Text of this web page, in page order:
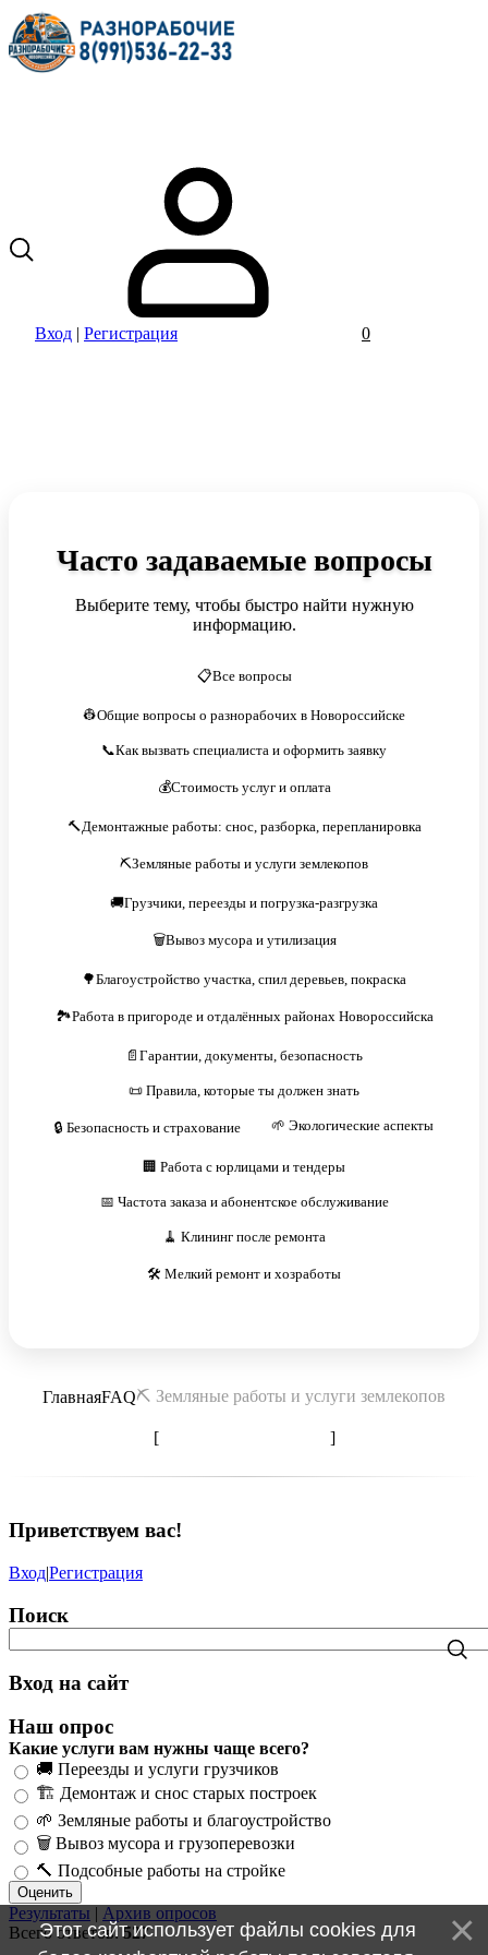
Вход | Регистрация 0
Часто задаваемые вопросы
Выберите тему, чтобы быстро найти нужную
информацию.
📋Все вопросы
👷Общие вопросы о разнорабочих в Новороссийске
📞Как вызвать специалиста и оформить заявку
💰Стоимость услуг и оплата
🔨Демонтажные работы: снос, разборка, перепланировка
⛏️Земляные работы и услуги землекопов
🚚Грузчики, переезды и погрузка-разгрузка
🗑️Вывоз мусора и утилизация
🌳Благоустройство участка, спил деревьев, покраска
🏞️Работа в пригороде и отдалённых районах Новороссийска
📄Гарантии, документы, безопасность
📜 Правила, которые ты должен знать
🔒 Безопасность и страхование 🌱 Экологические аспекты
🏢 Работа с юрлицами и тендеры
📅 Частота заказа и абонентское обслуживание
🧹 Клининг после ремонта
🛠️ Мелкий ремонт и хозработы
ГлавнаяFAQ⛏️ Земляные работы и услуги землекопов
[ ]
Приветствуем вас!
Вход|Регистрация
Поиск
Вход на сайт
Наш опрос
Какие услуги вам нужны чаще всего?
🚚 Переезды и услуги грузчиков
🏗️ Демонтаж и снос старых построек
🌱 Земляные работы и благоустройство
🗑️ Вывоз мусора и грузоперевозки
🔨 Подсобные работы на стройке
Результаты | Архив опросов
Всего ответов:527
Этот сайт использует файлы cookies для